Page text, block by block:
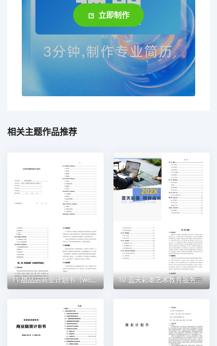
立即制作
相关主题作品推荐
11 甜品店商业计划书（word+ppt配套）创业计划书word模板 10 蓝天彩墨艺术教育服务平台商业计划书（word+ppt配套）创业计划书word模板